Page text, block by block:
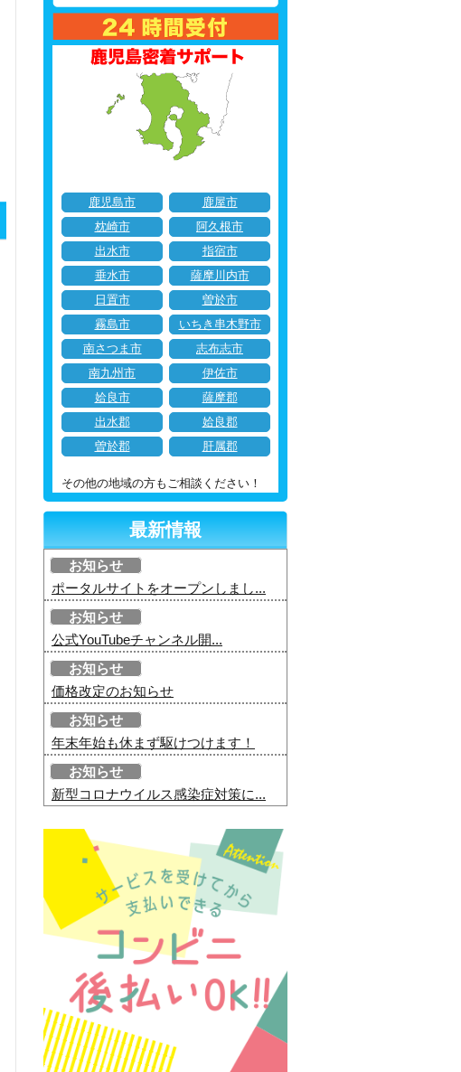
鹿児島市
鹿屋市
枕崎市
阿久根市
出水市
指宿市
垂水市
薩摩川内市
日置市
曽於市
霧島市
いちき串木野市
南さつま市
志布志市
南九州市
伊佐市
姶良市
薩摩郡
出水郡
姶良郡
曽於郡
肝属郡
その他の地域の方もご相談ください！
最新情報
お知らせ
ポータルサイトをオープンしまし...
お知らせ
公式YouTubeチャンネル開...
お知らせ
価格改定のお知らせ
お知らせ
年末年始も休まず駆けつけます！
お知らせ
新型コロナウイルス感染症対策に...